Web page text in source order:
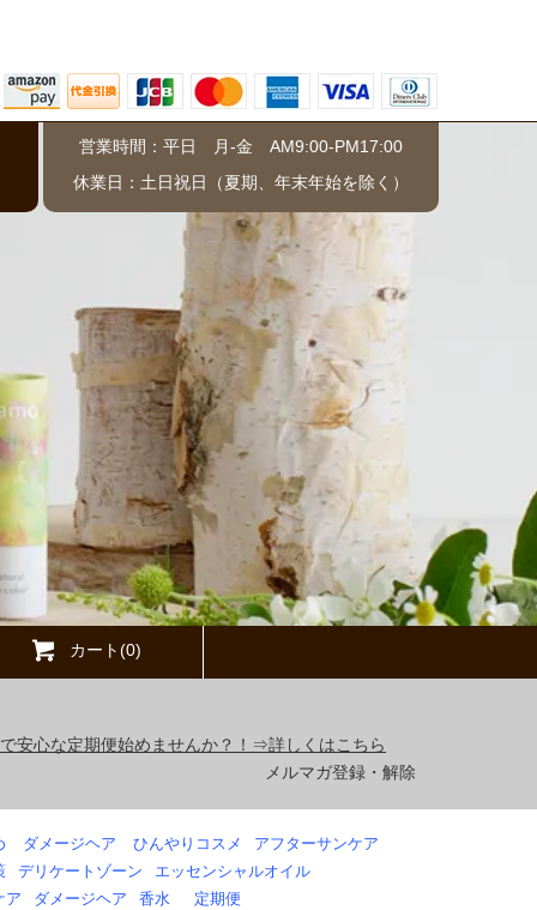
営業時間：平日 月-金 AM9:00-PM17:00
休業日：土日祝日（夏期、年末年始を除く）
カート(0)
安心な定期便始めませんか？！⇒詳しくはこちら
メルマガ登録・解除
ダメージヘア ひんやりコスメ
アフターサンケア
デリケートゾーン
エッセンシャルオイル
ア
ダメージヘア 香水 定期便